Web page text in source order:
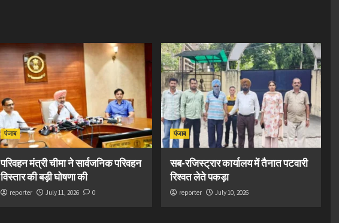
पंजाब
परिवहन मंत्री चीमा ने सार्वजनिक परिवहन
विस्तार की बड़ी घोषणा की
reporter July 11, 2026 0
पंजाब
सब-रजिस्ट्रार कार्यालय में तैनात पटवारी
रिश्वत लेते पकड़ा
reporter July 10, 2026